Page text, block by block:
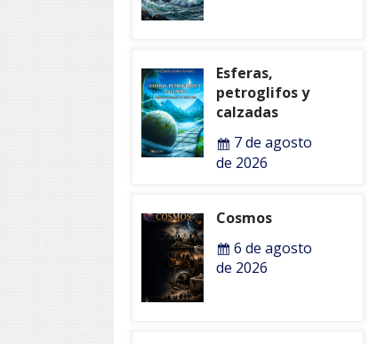
Esferas,
petroglifos y
calzadas
7 de agosto
de 2026
Cosmos
6 de agosto
de 2026